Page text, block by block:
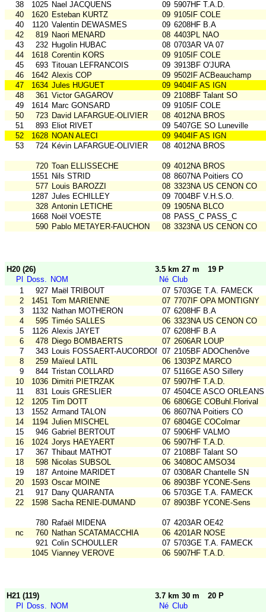
38 1025 Nael JACQUENS 09 5907HF T.A.D.
40
1620 Esteban KURTZ 09 9105IF COLE
40
1120 Valentin DEWASMES 09 6208HF B.A
42
819 Naori MENARD 08 4403PL NAO
43
232 Hugolin HUBAC 08 0703AR VA 07
44
1618 Corentin KORS 09 9105IF COLE
45
693 Titouan LEFRANCOIS 09 3913BF O'JURA
46
1642 Alexis COP 09 9502IF ACBeauchamp
47
1634 Jules HUGUET 09 9404IF AS IGN
48
361 Victor GAGAROV 09 2108BF Talant SO
49
1614 Marc GONSARD 09 9105IF COLE
50
723 David LAFARGUE-OLIVIER 08 4012NA BROS
51
893 Eliot RIVET 09 5407GE SO Luneville
52
1628 NOAN ALECI 09 9404IF AS IGN
53
724 Kévin LAFARGUE-OLIVIER 08 4012NA BROS
720 Toan ELLISSECHE 09 4012NA BROS
1551 Nils STRID 08 8607NA Poitiers CO
577 Louis BAROZZI 08 3323NA US CENON CO
1287 Jules ECHILLEY 09 7004BF V.H.S.O.
328 Antonin LETICHE 09 1905NA BLCO
1668 Noël VOESTE 08 PASS_C PASS_C
590 Pablo METAYER-FAUCHON 08 3323NA US CENON CO
H20 (26) 3.5 km 27 m
19 P
Pl
Doss. NOM Né Club
1
927 Maël TRIBOUT 07 5703GE T.A. FAMECK
2
1451 Tom MARIENNE 07 7707IF OPA MONTIGNY
3
1132 Nathan MOTHERON 07 6208HF B.A
4
595 Timéo SALLES 06 3323NA US CENON CO
5
1126 Alexis JAYET 07 6208HF B.A
6
478 Diego BOMBAERTS 07 2606AR LOUP
7
343 Louis FOSSAERT-AUCORDONNIER
07 2105BF ADOChenôve
8
259 Maïeul LATIL 06 1303PZ MARCO
9
844 Tristan COLLARD 07 5116GE ASO Sillery
10
1036 Dimitri PIETRZAK 07 5907HF T.A.D.
11
831 Louis GRESLIER 07 4504CE ASCO ORLEANS
12
1205 Tim DOTT 06 6806GE COBuhl.Florival
13
1552 Armand TALON 06 8607NA Poitiers CO
14
1194 Julien MISCHEL 07 6804GE COColmar
15
946 Gabriel BERTOUT 07 5906HF VALMO
16
1024 Jorys HAEYAERT 06 5907HF T.A.D.
17
367 Thibaut MATHOT 07 2108BF Talant SO
18
598 Nicolas SUBSOL 06 3408OC AMSO34
19
187 Antoine MARIDET 07 0308AR Chantelle SN
20
1593 Oscar MOINE 06 8903BF YCONE-Sens
21
917 Dany QUARANTA 06 5703GE T.A. FAMECK
22
1598 Sacha RENIE-DUMAND 07 8903BF YCONE-Sens
780 Rafaël MIDENA 07 4203AR OE42
nc
760 Nathan SCATAMACCHIA 06 4201AR NOSE
921 Colin SCHOULLER 07 5703GE T.A. FAMECK
1045 Vianney VEROVE 06 5907HF T.A.D.
H21 (119) 3.7 km 30 m
20 P
Pl
Doss. NOM Né Club